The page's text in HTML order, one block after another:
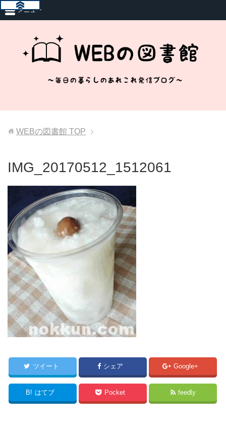
メニュー
WEBの図書館 TOP
IMG_20170512_1512061
ツイート シェア Google+
B! はてブ Pocket feedly